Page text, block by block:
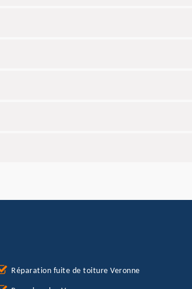
Réparation fuite de toiture Veronne